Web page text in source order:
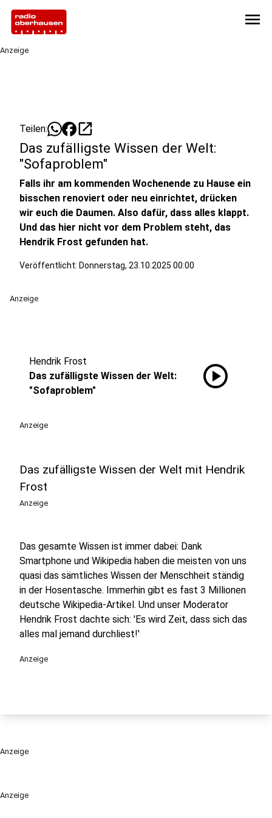
menu
Anzeige
Anzeige
Teilen: open_in_new
Das zufälligste Wissen der Welt:
"Sofaproblem"
Falls ihr am kommenden Wochenende zu Hause ein
bisschen renoviert oder neu einrichtet, drücken
wir euch die Daumen. Also dafür, dass alles klappt.
Und das hier nicht vor dem Problem steht, das
Hendrik Frost gefunden hat.
Veröffentlicht: Donnerstag, 23.10.2025 00:00
Anzeige
Hendrik Frost
Das zufälligste Wissen der Welt:
"Sofaproblem"
play_circle
Anzeige
Das zufälligste Wissen der Welt mit Hendrik
Frost
Anzeige
Das gesamte Wissen ist immer dabei: Dank
Smartphone und Wikipedia haben die meisten von uns
quasi das sämtliches Wissen der Menschheit ständig
in der Hosentasche. Immerhin gibt es fast 3 Millionen
deutsche Wikipedia-Artikel. Und unser Moderator
Hendrik Frost dachte sich: 'Es wird Zeit, dass sich das
alles mal jemand durchliest!'
Anzeige
Anzeige